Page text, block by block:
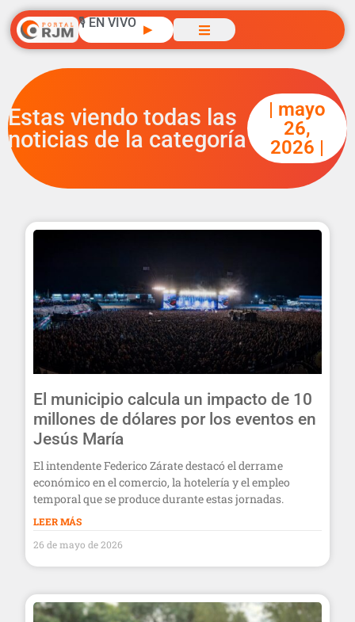
🎙️ EN VIVO ▶
Estas viendo todas las
noticias de la categoría
| mayo
26,
2026 |
El municipio calcula un impacto de 10
millones de dólares por los eventos en
Jesús María
El intendente Federico Zárate destacó el derrame
económico en el comercio, la hotelería y el empleo
temporal que se produce durante estas jornadas.
LEER MÁS
26 de mayo de 2026